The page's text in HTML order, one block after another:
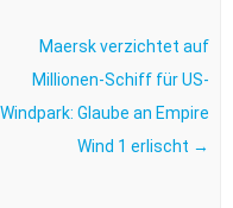
Maersk verzichtet auf
Millionen-Schiff für US-
Windpark: Glaube an Empire
Wind 1 erlischt →